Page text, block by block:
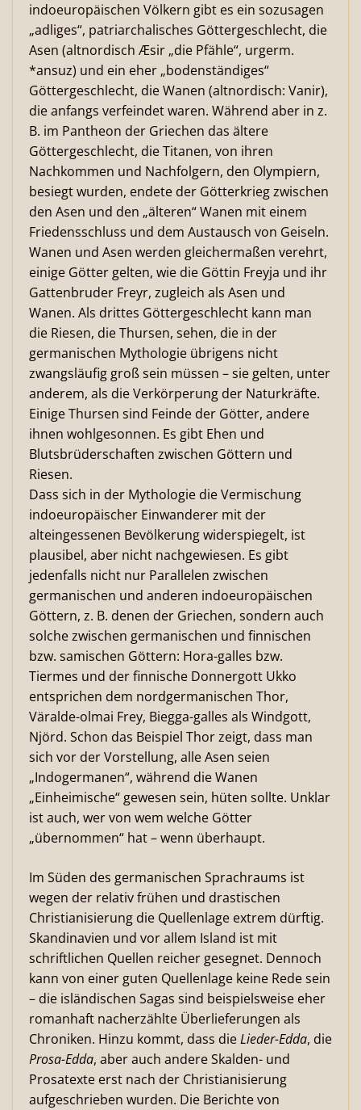
indoeuropäischen Völkern gibt es ein sozusagen
„adliges“, patriarchalisches Göttergeschlecht, die
Asen (altnordisch Æsir „die Pfähle“, urgerm.
*ansuz) und ein eher „bodenständiges“
Göttergeschlecht, die Wanen (altnordisch: Vanir),
die anfangs verfeindet waren. Während aber in z.
B. im Pantheon der Griechen das ältere
Göttergeschlecht, die Titanen, von ihren
Nachkommen und Nachfolgern, den Olympiern,
besiegt wurden, endete der Götterkrieg zwischen
den Asen und den „älteren“ Wanen mit einem
Friedensschluss und dem Austausch von Geiseln.
Wanen und Asen werden gleichermaßen verehrt,
einige Götter gelten, wie die Göttin Freyja und ihr
Gattenbruder Freyr, zugleich als Asen und
Wanen. Als drittes Göttergeschlecht kann man
die Riesen, die Thursen, sehen, die in der
germanischen Mythologie übrigens nicht
zwangsläufig groß sein müssen – sie gelten, unter
anderem, als die Verkörperung der Naturkräfte.
Einige Thursen sind Feinde der Götter, andere
ihnen wohlgesonnen. Es gibt Ehen und
Blutsbrüderschaften zwischen Göttern und
Riesen.
Dass sich in der Mythologie die Vermischung
indoeuropäischer Einwanderer mit der
alteingessenen Bevölkerung widerspiegelt, ist
plausibel, aber nicht nachgewiesen. Es gibt
jedenfalls nicht nur Parallelen zwischen
germanischen und anderen indoeuropäischen
Göttern, z. B. denen der Griechen, sondern auch
solche zwischen germanischen und finnischen
bzw. samischen Göttern: Hora-galles bzw.
Tiermes und der finnische Donnergott Ukko
entsprichen dem nordgermanischen Thor,
Väralde-olmai Frey, Biegga-galles als Windgott,
Njörd. Schon das Beispiel Thor zeigt, dass man
sich vor der Vorstellung, alle Asen seien
„Indogermanen“, während die Wanen
„Einheimische“ gewesen sein, hüten sollte. Unklar
ist auch, wer von wem welche Götter
„übernommen“ hat – wenn überhaupt.
Im Süden des germanischen Sprachraums ist
wegen der relativ frühen und drastischen
Christianisierung die Quellenlage extrem dürftig.
Skandinavien und vor allem Island ist mit
schriftlichen Quellen reicher gesegnet. Dennoch
kann von einer guten Quellenlage keine Rede sein
– die isländischen Sagas sind beispielsweise eher
romanhaft nacherzählte Überlieferungen als
Chroniken. Hinzu kommt, dass dieLieder-Edda, die
Prosa-Edda, aber auch andere Skalden- und
Prosatexte erst nach der Christianisierung
aufgeschrieben wurden. Die Berichte von